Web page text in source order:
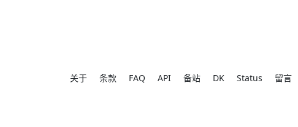
关于 条款 FAQ API 备站 DK Status 留言